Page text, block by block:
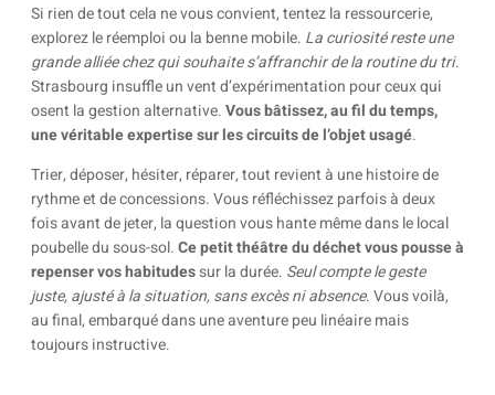
Si rien de tout cela ne vous convient, tentez la ressourcerie,
explorez le réemploi ou la benne mobile. La curiosité reste une
grande alliée chez qui souhaite s’affranchir de la routine du tri.
Strasbourg insuffle un vent d’expérimentation pour ceux qui
osent la gestion alternative.Vous bâtissez, au fil du temps,
une véritable expertise sur les circuits de l’objet usagé.
Trier, déposer, hésiter, réparer, tout revient à une histoire de
rythme et de concessions. Vous réfléchissez parfois à deux
fois avant de jeter, la question vous hante même dans le local
poubelle du sous-sol.Ce petit théâtre du déchet vous pousse à
repenser vos habitudessur la durée. Seul compte le geste
juste, ajusté à la situation, sans excès ni absence. Vous voilà,
au final, embarqué dans une aventure peu linéaire mais
toujours instructive.